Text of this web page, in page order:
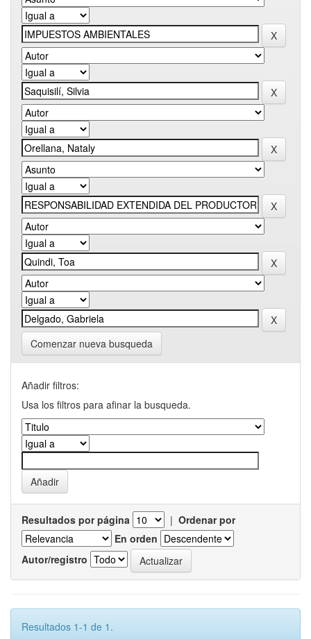
Comenzar nueva busqueda
Añadir filtros:
Usa los filtros para afinar la busqueda.
Resultados por página | Ordenar por
En orden
Autor/registro
Resultados 1-1 de 1.